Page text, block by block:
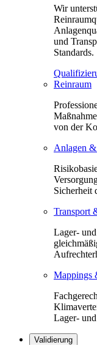
Wir
und
Standards.
Reinraum
von der
Anlagen
Sicherheit
Transport
Lager-
Mappings
Lager-
Validierung